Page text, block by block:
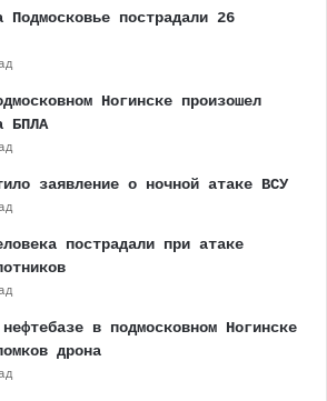
пострадали 26
Ногинске произошел
БПЛА
заявление о ночной атаке ВСУ
пострадали при атаке
в подмосковном Ногинске
дрона